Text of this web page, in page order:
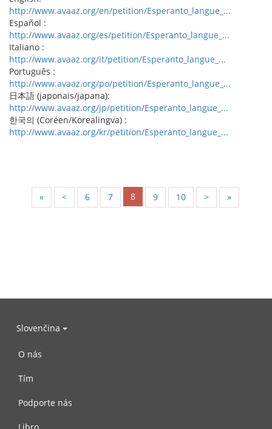
http://www.avaaz.org/en/petition/Esperanto_langue_...
Español :
http://www.avaaz.org/es/petition/Esperanto_langue_...
Italiano :
http://www.avaaz.org/it/petition/Esperanto_langue_...
Português :
http://www.avaaz.org/po/petition/Esperanto_langue_...
日本語 (japonais/japana):
http://www.avaaz.org/jp/petition/Esperanto_langue_...
한국의 (Coréen/Korealingva) :
http://www.avaaz.org/kr/petition/Esperanto_langue_...
« < 6 7 8 9 10 > »
Slovenčina
O nás
Tím
Podporte nás